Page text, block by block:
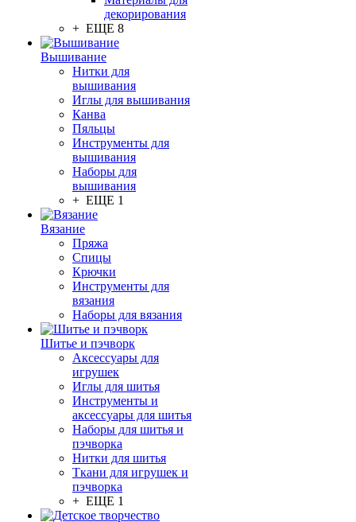
декорирования
+ ЕЩЕ 8
Вышивание
Нитки для
вышивания
Иглы для вышивания
Канва
Пяльцы
Инструменты для
вышивания
Наборы для
вышивания
+ ЕЩЕ 1
Вязание
Пряжа
Спицы
Крючки
Инструменты для
вязания
Наборы для вязания
Шитье и пэчворк
Аксессуары для
игрушек
Иглы для шитья
Инструменты и
аксессуары для шитья
Наборы для шитья и
пэчворка
Нитки для шитья
Ткани для игрушек и
пэчворка
+ ЕЩЕ 1